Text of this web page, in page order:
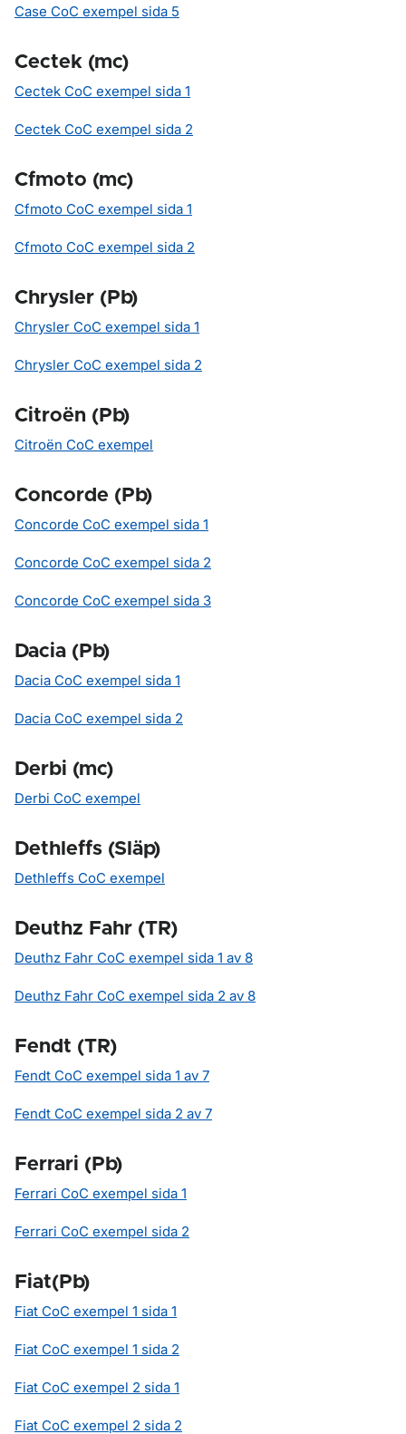
Case CoC exempel sida 5
Cectek (mc)
Cectek CoC exempel sida 1
Cectek CoC exempel sida 2
Cfmoto (mc)
Cfmoto CoC exempel sida 1
Cfmoto CoC exempel sida 2
Chrysler (Pb)
Chrysler CoC exempel sida 1
Chrysler CoC exempel sida 2
Citroën (Pb)
Citroën CoC exempel
Concorde (Pb)
Concorde CoC exempel sida 1
Concorde CoC exempel sida 2
Concorde CoC exempel sida 3
Dacia (Pb)
Dacia CoC exempel sida 1
Dacia CoC exempel sida 2
Derbi (mc)
Derbi CoC exempel
Dethleffs (Släp)
Dethleffs CoC exempel
Deuthz Fahr (TR)
Deuthz Fahr CoC exempel sida 1 av 8
Deuthz Fahr CoC exempel sida 2 av 8
Fendt (TR)
Fendt CoC exempel sida 1 av 7
Fendt CoC exempel sida 2 av 7
Ferrari (Pb)
Ferrari CoC exempel sida 1
Ferrari CoC exempel sida 2
Fiat(Pb)
Fiat CoC exempel 1 sida 1
Fiat CoC exempel 1 sida 2
Fiat CoC exempel 2 sida 1
Fiat CoC exempel 2 sida 2